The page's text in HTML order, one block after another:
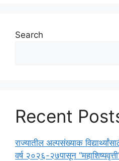
Search
Recent
राज्यातील अल्पसंख्याक
वर्ष २०२६-२७पासून